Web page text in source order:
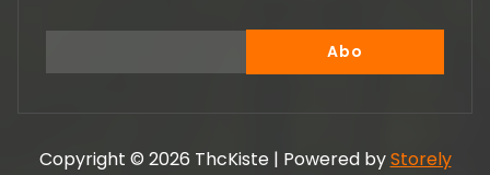
Copyright © 2026 ThcKiste | Powered byStorely